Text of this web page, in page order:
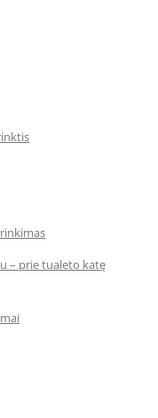
– prie tualeto katę